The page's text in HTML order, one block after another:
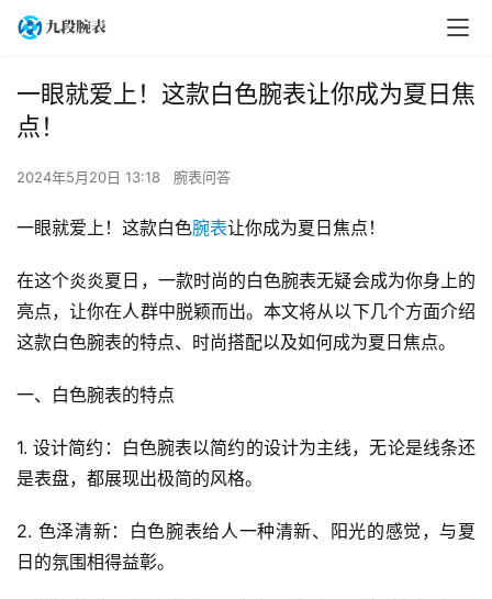
一眼就爱上！这款白色腕表让你成为夏日焦
点！
2024年5月20日 13:18 腕表问答
一眼就爱上！这款白色腕表让你成为夏日焦点！
在这个炎炎夏日，一款时尚的白色腕表无疑会成为你身上的
亮点，让你在人群中脱颖而出。本文将从以下几个方面介绍
这款白色腕表的特点、时尚搭配以及如何成为夏日焦点。
一、白色腕表的特点
1. 设计简约：白色腕表以简约的设计为主线，无论是线条还
是表盘，都展现出极简的风格。
2. 色泽清新：白色腕表给人一种清新、阳光的感觉，与夏
日的氛围相得益彰。